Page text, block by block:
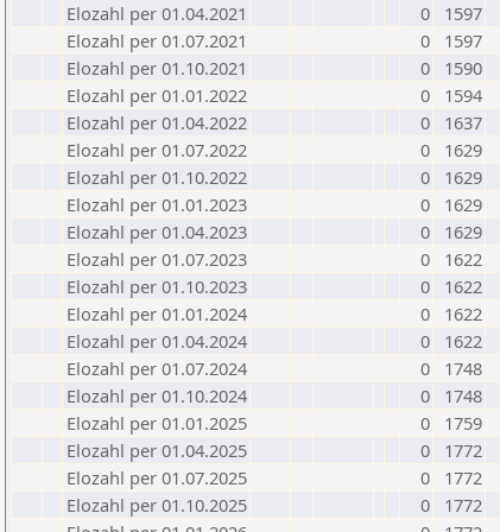
Elozahl per 01.04.2021
0
1597
Elozahl per 01.07.2021
0
1597
Elozahl per 01.10.2021
0
1590
Elozahl per 01.01.2022
0
1594
Elozahl per 01.04.2022
0
1637
Elozahl per 01.07.2022
0
1629
Elozahl per 01.10.2022
0
1629
Elozahl per 01.01.2023
0
1629
Elozahl per 01.04.2023
0
1629
Elozahl per 01.07.2023
0
1622
Elozahl per 01.10.2023
0
1622
Elozahl per 01.01.2024
0
1622
Elozahl per 01.04.2024
0
1622
Elozahl per 01.07.2024
0
1748
Elozahl per 01.10.2024
0
1748
Elozahl per 01.01.2025
0
1759
Elozahl per 01.04.2025
0
1772
Elozahl per 01.07.2025
0
1772
Elozahl per 01.10.2025
0
1772